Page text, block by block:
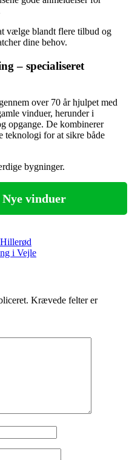
vælge blandt flere tilbud og
dine behov.
– specialiseret
over 70 år hjulpet med
vinduer, herunder i
opgange. De kombinerer
teknologi for at sikre både
bygninger.
vinduer
i Vejle
Krævede felter er